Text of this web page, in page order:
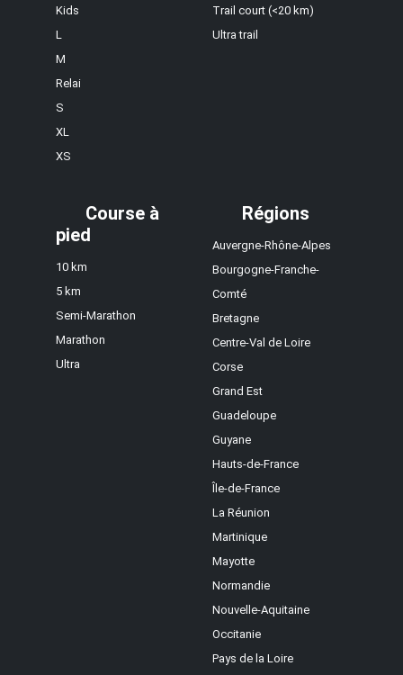
Kids
L
M
Relai
S
XL
XS
Trail court (<20 km)
Ultra trail
Course à
pied
10 km
5 km
Semi-Marathon
Marathon
Ultra
Régions
Auvergne-Rhône-Alpes
Bourgogne-Franche-
Comté
Bretagne
Centre-Val de Loire
Corse
Grand Est
Guadeloupe
Guyane
Hauts-de-France
Île-de-France
La Réunion
Martinique
Mayotte
Normandie
Nouvelle-Aquitaine
Occitanie
Pays de la Loire